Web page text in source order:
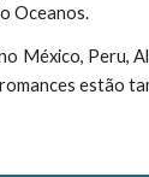
Oceanos.
México, Peru,
estão